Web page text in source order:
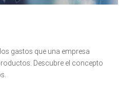
gastos que una empresa
Descubre el concepto